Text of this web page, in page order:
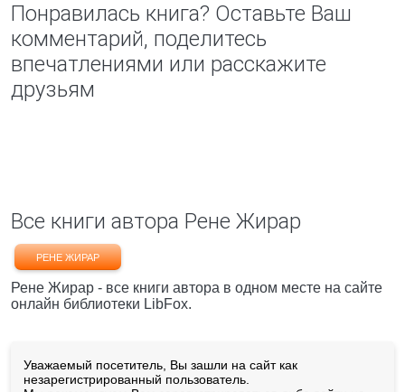
Понравилась книга? Оставьте Ваш
комментарий, поделитесь
впечатлениями или расскажите
друзьям
Все книги автора Рене Жирар
РЕНЕ ЖИРАР
Рене Жирар - все книги автора в одном месте на сайте
онлайн библиотеки LibFox.
Уважаемый посетитель, Вы зашли на сайт как
незарегистрированный пользователь.